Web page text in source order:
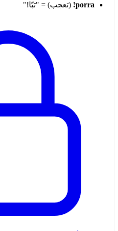
porra! (تعجب) = "تبّا!"